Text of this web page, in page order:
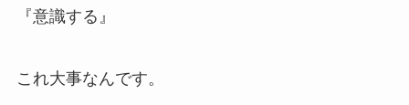
『意識する』
これ大事なんです。